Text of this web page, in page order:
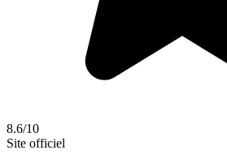
8.6/10
Site officiel